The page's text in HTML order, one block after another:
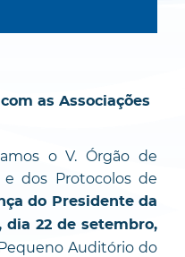
as Associações
o V. Órgão de
e dos Protocolos de
do Presidente da
dia 22 de setembro,
Auditório do